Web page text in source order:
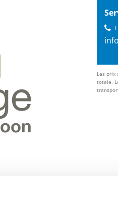
n'est peut-être pas actualisée.
Les prix
totale.